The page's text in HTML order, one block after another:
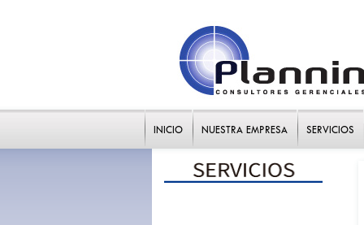
INICIO NUESTRA EMPRESA SERVICIOS